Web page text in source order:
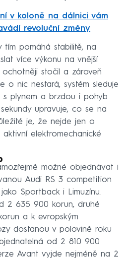
v koloně na dálnici vám
revoluční změny
tím pomáhá stabilitě, na
více výkonu na vnější
stočil a zároveň
o nic nestará, systém sleduje
s plynem a brzdou i pohyb
upravuje, co se na
je, že nejde jen o
elektromechanické
možné objednávat i
Audi RS 3 competition
Sportback i Limuzínu.
2 635 900 korun, druhé
a k evropským
dostanou v polovině roku
od 2 810 900
Avant vyjde nejméně na 2